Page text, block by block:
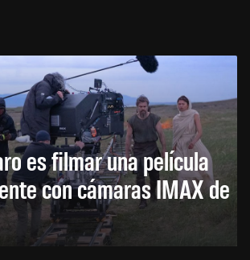
es filmar una película
con cámaras IMAX de